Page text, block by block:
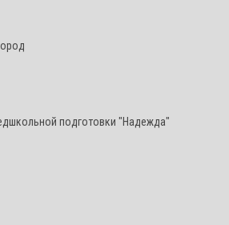
подготовки "Надежда"